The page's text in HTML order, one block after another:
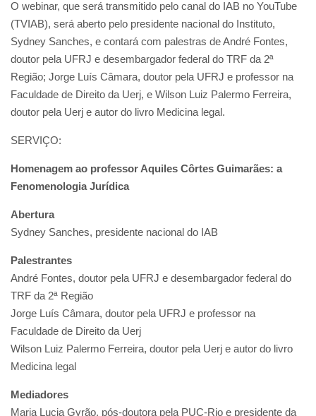
O webinar, que será transmitido pelo canal do IAB no YouTube
(TVIAB), será aberto pelo presidente nacional do Instituto,
Sydney Sanches, e contará com palestras de André Fontes,
doutor pela UFRJ e desembargador federal do TRF da 2ª
Região; Jorge Luís Câmara, doutor pela UFRJ e professor na
Faculdade de Direito da Uerj, e Wilson Luiz Palermo Ferreira,
doutor pela Uerj e autor do livro Medicina legal.
SERVIÇO:
Homenagem ao professor Aquiles Côrtes Guimarães: a
Fenomenologia Jurídica
Abertura
Sydney Sanches, presidente nacional do IAB
Palestrantes
André Fontes, doutor pela UFRJ e desembargador federal do
TRF da 2ª Região
Jorge Luís Câmara, doutor pela UFRJ e professor na
Faculdade de Direito da Uerj
Wilson Luiz Palermo Ferreira, doutor pela Uerj e autor do livro
Medicina legal
Mediadores
Maria Lucia Gyrão, pós-doutora pela PUC-Rio e presidente da